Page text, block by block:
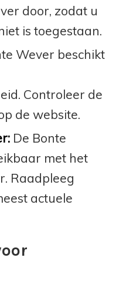
door, zodat u
is toegestaan.
Wever beschikt
Controleer de
de website.
De Bonte
met het
Raadpleeg
actuele